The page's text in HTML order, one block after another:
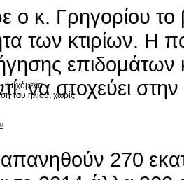
ψυχόμενα
του ηλίου, χωρίς
κ. Γρηγορίου το
των κτιρίων. Η
να στοχεύει
270